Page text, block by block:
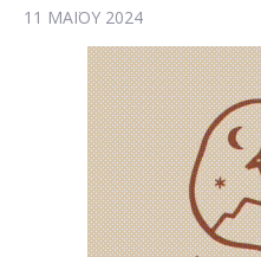
11 ΜΑΪ́ΟΥ 2024